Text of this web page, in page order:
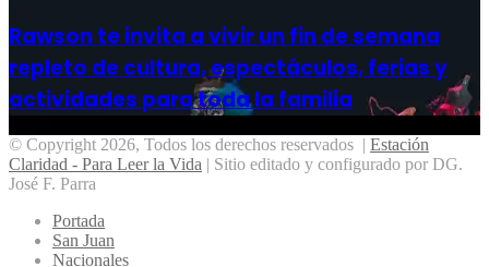
Rawson te invita a vivir un fin de semana
repleto de cultura, espectáculos, ferias y
actividades para toda la familia
© Copyright 2026, Todos los derechos reservados | Estación
Claridad - Para Leer la Vida | Sitio editado y configurado por DG.
José F. Parra
Portada
San Juan
Nacionales